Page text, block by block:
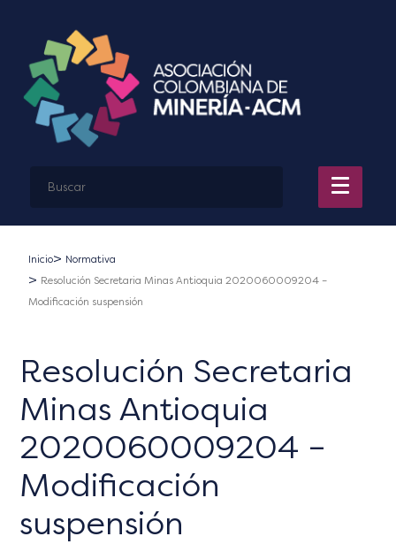
Inicio
Normativa
Resolución Secretaria Minas Antioquia 2020060009204 –
Modificación suspensión
Resolución Secretaria
Minas Antioquia
2020060009204 –
Modificación
suspensión